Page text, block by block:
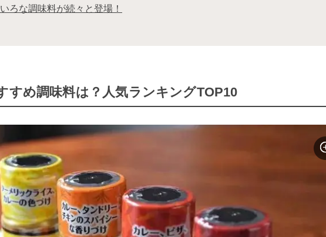
ろな調味料が続々と登場！
すめ調味料は？人気ランキングTOP10